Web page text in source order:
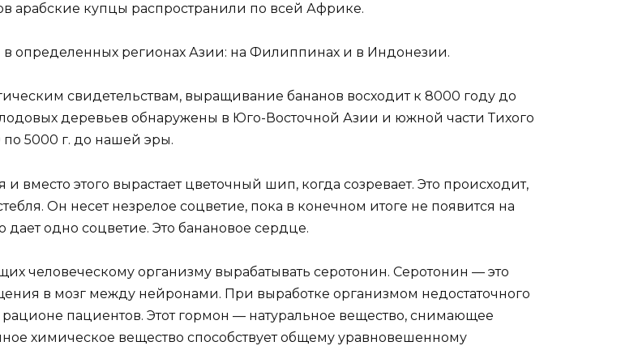
арабские купцы распространили по всей Африке.
определенных регионах Азии: на Филиппинах и в Индонезии.
свидетельствам, выращивание бананов восходит к 8000 году до
деревьев обнаружены в Юго-Восточной Азии и южной части Тихого
по 5000 г. до нашей эры.
вместо этого вырастает цветочный шип, когда созревает. Это происходит,
Он несет незрелое соцветие, пока в конечном итоге не появится на
одно соцветие. Это банановое сердце.
человеческому организму вырабатывать серотонин. Серотонин — это
в мозг между нейронами. При выработке организмом недостаточного
пациентов. Этот гормон — натуральное вещество, снимающее
химическое вещество способствует общему уравновешенному